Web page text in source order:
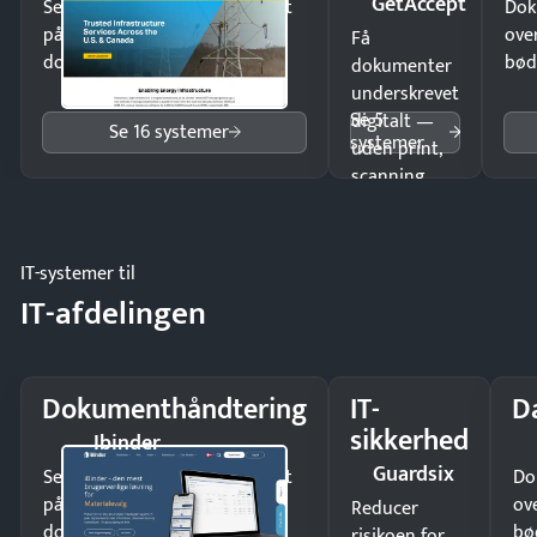
Send kontrakter til underskrift
på minutter og mist ingen
dokumenter.
Se 16 systemer
Få
dokumenter
underskrevet
digitalt —
uden print,
scanning
Se 5
systemer
IT-systemer til
IT-afdelingen
Dokumenthåndtering
Ibinder
Send kontrakter til underskrift
på minutter og mist ingen
IT-
sikkerhed
Guardsix
Reducer